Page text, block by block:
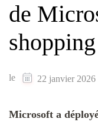
de
le 22 janvier 2026
Microsoft a